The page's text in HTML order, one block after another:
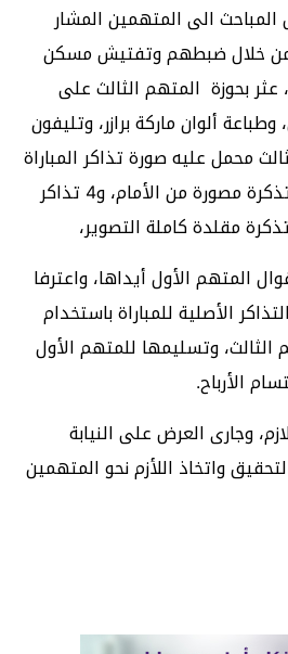
الى المتهمين المشار
خلال ضبطهم وتفتيش مسكن
بحوزة المتهم الثالث على
ألوان ماركة برازر، وتليفون
محمل عليه صورة تذاكر المباراة
من جميع النواحي، و16 تذكرة مصورة من الأمام، و4 تذاكر
المتهم الأول أيداها، واعترفا
الأصلية للمباراة باستخدام
الثالث، وتسليمها للمتهم الأول
الأرباح.
وجارى العرض على النيابة
واتخاذ اللأزم نحو المتهمين